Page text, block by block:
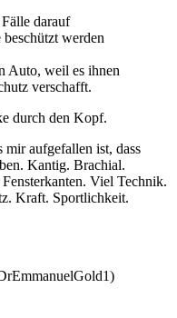
darauf
beschützt werden
Auto, weil es ihnen
verschafft.
durch den Kopf.
mir aufgefallen ist, dass
Kantig. Brachial.
Viel Technik.
Kraft. Sportlichkeit.